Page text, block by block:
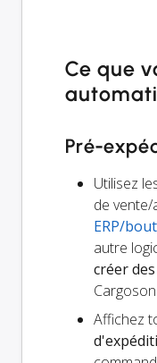
Ce que
Pré-
Utilisez
de
ERP/
autre
créer
Cargoson
Affichez